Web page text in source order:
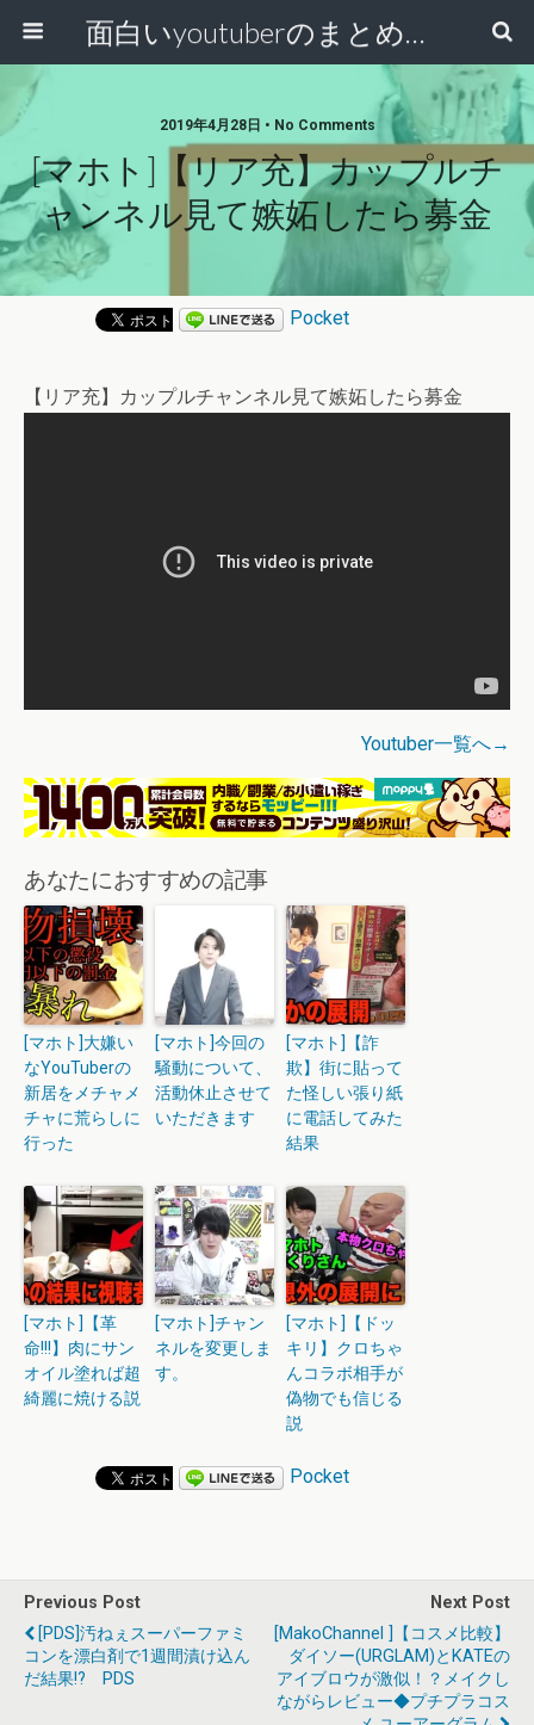
面白いyoutuberのまとめ動画
2019年4月28日 • No Comments
[マホト]【リア充】カップルチ
ャンネル見て嫉妬したら募金
Pocket
【リア充】カップルチャンネル見て嫉妬したら募金
Youtuber一覧へ→
あなたにおすすめの記事
[マホト]大嫌い
なYouTuberの
新居をメチャメ
チャに荒らしに
行った
[マホト]今回の
騒動について、
活動休止させて
いただきます
[マホト]【詐
欺】街に貼って
た怪しい張り紙
に電話してみた
結果
[マホト]【革
命!!!】肉にサン
オイル塗れば超
綺麗に焼ける説
[マホト]チャン
ネルを変更しま
す。
[マホト]【ドッ
キリ】クロちゃ
んコラボ相手が
偽物でも信じる
説
Pocket
Previous Post
[PDS]汚ねぇスーパーファミ
コンを漂白剤で1週間漬け込ん
だ結果!? PDS
Next Post
[MakoChannel ]【コスメ比較】
ダイソー(URGLAM)とKATEの
アイブロウが激似！？メイクし
ながらレビュー◆プチプラコス